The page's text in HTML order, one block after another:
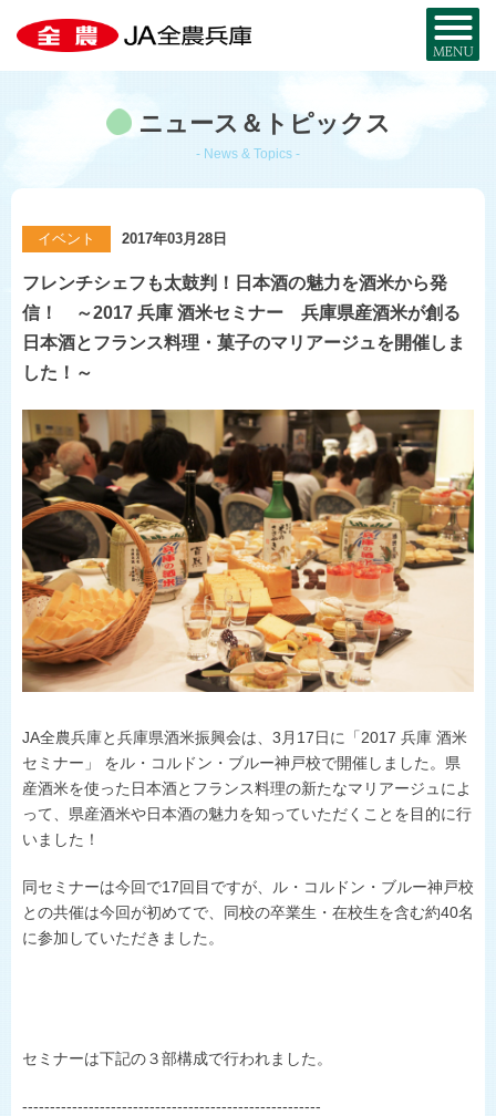
JA全農兵庫とは？
事業内容
組織概要
部署・事業所
採用情報
公式SNS一覧
兵庫の農を知る
兵庫の特産品MAP
米と麦
JA・MYひょうご
兵庫県産酒米
兵庫県産麦
コ・ノ・ホ・シ
野菜と花
ひょうごの野菜や花
淡路島たまねぎ
豆類
肉
世界の舌を魅了
地理的表示の登録
おいしい話
お取り寄せ
暮らし・サービス
宅配サービス
JA葬祭ひょうご
シロアリから家を守る
JAのリフォーム・リノベーション
施主代行方式
県内JA-SS
LPガス
ニュース＆トピックス
- News & Topics -
イベント 2017年03月28日
フレンチシェフも太鼓判！日本酒の魅力を酒米から発
信！ ～2017 兵庫 酒米セミナー 兵庫県産酒米が創る
日本酒とフランス料理・菓子のマリアージュを開催しま
した！～
JA全農兵庫と兵庫県酒米振興会は、3月17日に「2017 兵庫 酒米
セミナー」 をル・コルドン・ブルー神戸校で開催しました。県
産酒米を使った日本酒とフランス料理の新たなマリアージュによ
って、県産酒米や日本酒の魅力を知っていただくことを目的に行
いました！
同セミナーは今回で17回目ですが、ル・コルドン・ブルー神戸校
との共催は今回が初めてで、同校の卒業生・在校生を含む約40名
に参加していただきました。
セミナーは下記の３部構成で行われました。
------------------------------------------------------